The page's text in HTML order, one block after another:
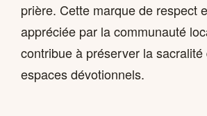
prière. Cette marque de respect
appréciée par la communauté
contribue à préserver la sacralité
espaces dévotionnels.